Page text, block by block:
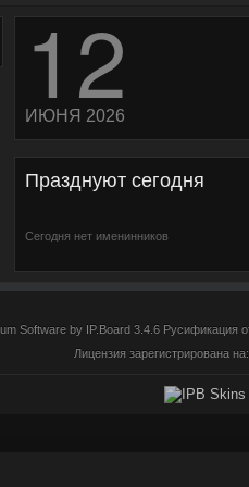
12
ИЮНЯ 2026
Празднуют сегодня
Сегодня нет именинников
Software by IP.Board 3.4.6Русификация
Лицензия зарегистрирована